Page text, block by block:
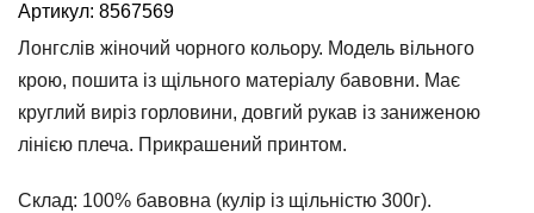
Туніки та
комбінезони
Шорти
Артикул: 8567569
Лонгслів жіночий чорного кольору. Модель вільного
крою, пошита із щільного матеріалу бавовни. Має
круглий виріз горловини, довгий рукав із заниженою
лінією плеча. Прикрашений принтом.
Склад: 100% бавовна (кулір із щільністю 300г).